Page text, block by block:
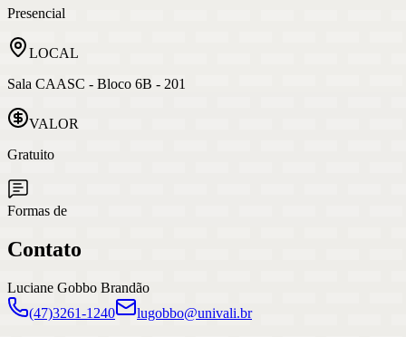
Presencial
LOCAL
Sala CAASC - Bloco 6B - 201
VALOR
Gratuito
Formas de
Contato
Luciane Gobbo Brandão
(47)3261-1240
lugobbo@univali.br